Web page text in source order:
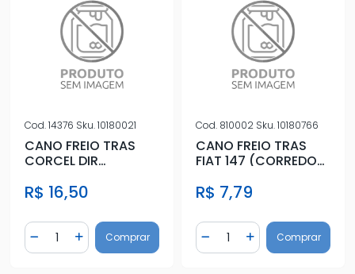
Cod.14376 Sku.10180021
CANO FREIO TRAS
CORCEL DIR
R$ 16,50
Diminuir Quantidade
Quantidade
Adicionar Quantidade
Comprar
Cod. 810002 Sku.10180766
CANO FREIO TRAS
FIAT 147 (CORREDOR
R$ 7,79
Diminuir Quantidade
Quantidade
AdicionarComprar